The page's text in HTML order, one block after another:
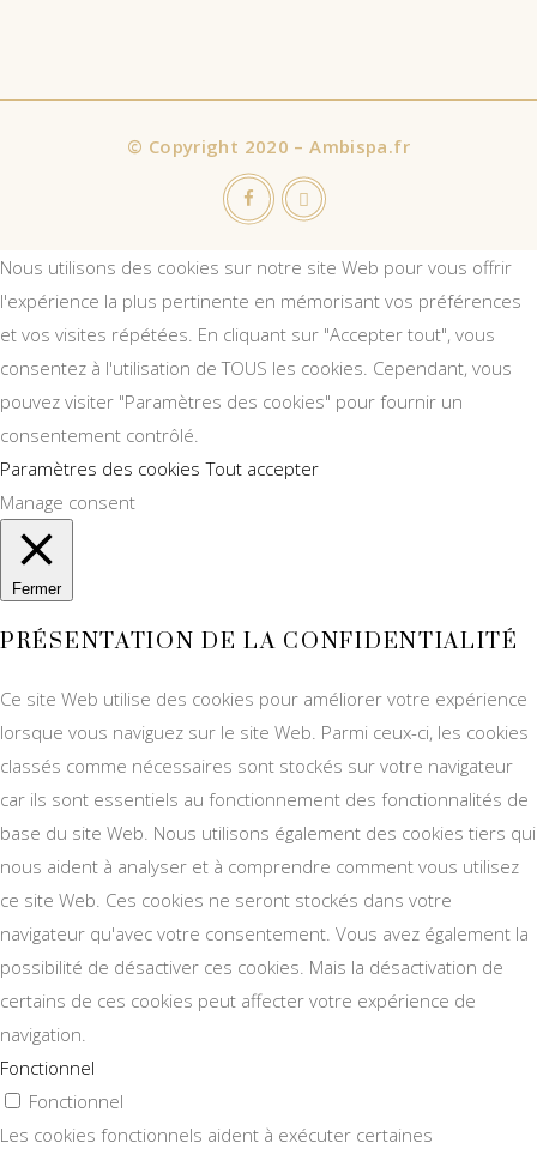
© Copyright 2020 – Ambispa.fr
Nous utilisons des cookies sur notre site Web pour vous offrir
l'expérience la plus pertinente en mémorisant vos préférences
et vos visites répétées. En cliquant sur "Accepter tout", vous
consentez à l'utilisation de TOUS les cookies. Cependant, vous
pouvez visiter "Paramètres des cookies" pour fournir un
consentement contrôlé.
Paramètres des cookies Tout accepter
Manage consent
Fermer
PRÉSENTATION DE LA CONFIDENTIALITÉ
Ce site Web utilise des cookies pour améliorer votre expérience
lorsque vous naviguez sur le site Web. Parmi ceux-ci, les cookies
classés comme nécessaires sont stockés sur votre navigateur
car ils sont essentiels au fonctionnement des fonctionnalités de
base du site Web. Nous utilisons également des cookies tiers qui
nous aident à analyser et à comprendre comment vous utilisez
ce site Web. Ces cookies ne seront stockés dans votre
navigateur qu'avec votre consentement. Vous avez également la
possibilité de désactiver ces cookies. Mais la désactivation de
certains de ces cookies peut affecter votre expérience de
navigation.
Fonctionnel
Fonctionnel
Les cookies fonctionnels aident à exécuter certaines